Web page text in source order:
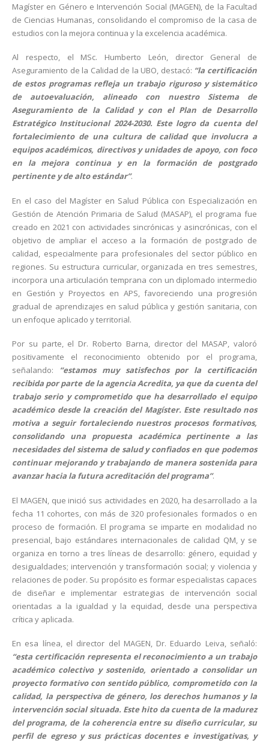
Magíster en Género e Intervención Social (MAGEN), de la Facultad
de Ciencias Humanas, consolidando el compromiso de la casa de
estudios con la mejora continua y la excelencia académica.
Al respecto, el MSc. Humberto León, director General de
Aseguramiento de la Calidad de la UBO, destacó: “la certificación
de estos programas refleja un trabajo riguroso y sistemático
de autoevaluación, alineado con nuestro Sistema de
Aseguramiento de la Calidad y con el Plan de Desarrollo
Estratégico Institucional 2024-2030. Este logro da cuenta del
fortalecimiento de una cultura de calidad que involucra a
equipos académicos, directivos y unidades de apoyo, con foco
en la mejora continua y en la formación de postgrado
pertinente y de alto estándar”.
En el caso del Magíster en Salud Pública con Especialización en
Gestión de Atención Primaria de Salud (MASAP), el programa fue
creado en 2021 con actividades sincrónicas y asincrónicas, con el
objetivo de ampliar el acceso a la formación de postgrado de
calidad, especialmente para profesionales del sector público en
regiones. Su estructura curricular, organizada en tres semestres,
incorpora una articulación temprana con un diplomado intermedio
en Gestión y Proyectos en APS, favoreciendo una progresión
gradual de aprendizajes en salud pública y gestión sanitaria, con
un enfoque aplicado y territorial.
Por su parte, el Dr. Roberto Barna, director del MASAP, valoró
positivamente el reconocimiento obtenido por el programa,
señalando:
“estamos muy satisfechos por la certificación
recibida por parte de la agencia Acredita, ya que da cuenta del
trabajo serio y comprometido que ha desarrollado el equipo
académico desde la creación del Magíster. Este resultado nos
motiva a seguir fortaleciendo nuestros procesos formativos,
consolidando una propuesta académica pertinente a las
necesidades del sistema de salud y confiados en que podemos
continuar mejorando y trabajando de manera sostenida para
avanzar hacia la futura acreditación del programa”.
El MAGEN, que inició sus actividades en 2020, ha desarrollado a la
fecha 11 cohortes, con más de 320 profesionales formados o en
proceso de formación. El programa se imparte en modalidad no
presencial, bajo estándares internacionales de calidad QM, y se
organiza en torno a tres líneas de desarrollo: género, equidad y
desigualdades; intervención y transformación social; y violencia y
relaciones de poder. Su propósito es formar especialistas capaces
de diseñar e implementar estrategias de intervención social
orientadas a la igualdad y la equidad, desde una perspectiva
crítica y aplicada.
En esa línea, el director del MAGEN, Dr. Eduardo Leiva, señaló:
“esta certificación representa el reconocimiento a un trabajo
académico colectivo y sostenido, orientado a consolidar un
proyecto formativo con sentido público, comprometido con la
calidad, la perspectiva de género, los derechos humanos y la
intervención social situada. Este hito da cuenta de la madurez
del programa, de la coherencia entre su diseño curricular, su
perfil de egreso y sus prácticas docentes e investigativas, y